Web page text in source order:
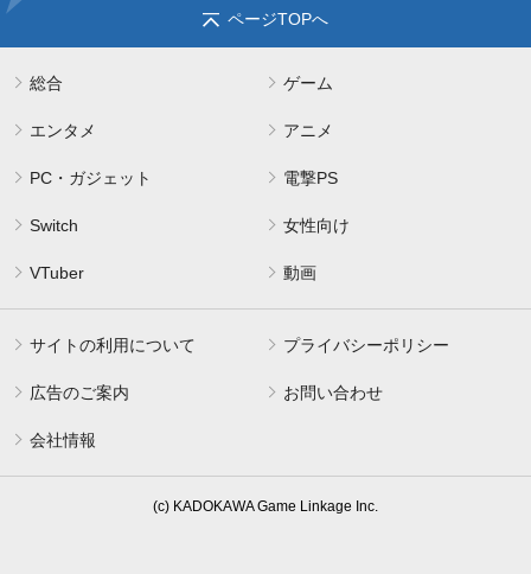
ページTOPへ
総合 ゲーム
エンタメ アニメ
PC・ガジェット 電撃PS
Switch 女性向け
VTuber 動画
サイトの利用について プライバシーポリシー
広告のご案内 お問い合わせ
会社情報
(c) KADOKAWA Game Linkage Inc.